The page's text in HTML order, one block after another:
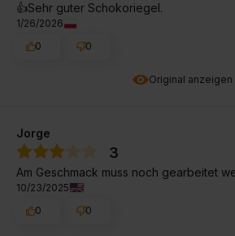
Original anzeigen
👍️Sehr guter Schokoriegel.
1/26/2026
0
0
Jorge
3
Am Geschmack muss noch gearbeitet
10/23/2025
0
0